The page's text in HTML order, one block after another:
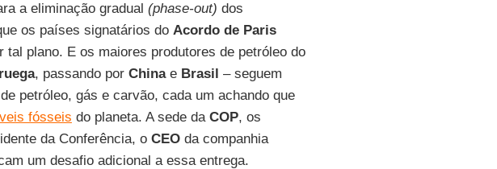
a eliminação gradual (phase-out) dos
os países signatários do Acordo de Paris
plano. E os maiores produtores de petróleo do
, passando por Chinae Brasil – seguem
petróleo, gás e carvão, cada um achando que
fósseis do planeta. A sede da COP, os
da Conferência, o CEO da companhia
um desafio adicional a essa entrega.